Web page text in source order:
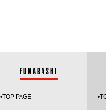
FUNABASHI
•TOP PAGE •